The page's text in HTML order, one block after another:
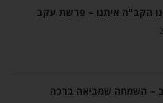
הקב"ה איתנו – פרשת עקב
– השמחה שמביאה ברכה